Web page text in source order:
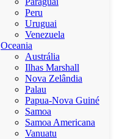
Peru
Uruguai
Venezuela
Oceania
Austrália
Ilhas Marshall
Nova Zelândia
Palau
Papua-Nova Guiné
Samoa
Samoa Americana
Vanuatu